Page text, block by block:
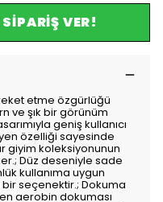
VER!
etme özgürlüğü
ve şık bir görünüm
geniş kullanıcı
özelliği sayesinde
giyim koleksiyonunun
Düz deseniyle sade
kullanıma uygun
seçenektir.; Dokuma
aerobin dokuması